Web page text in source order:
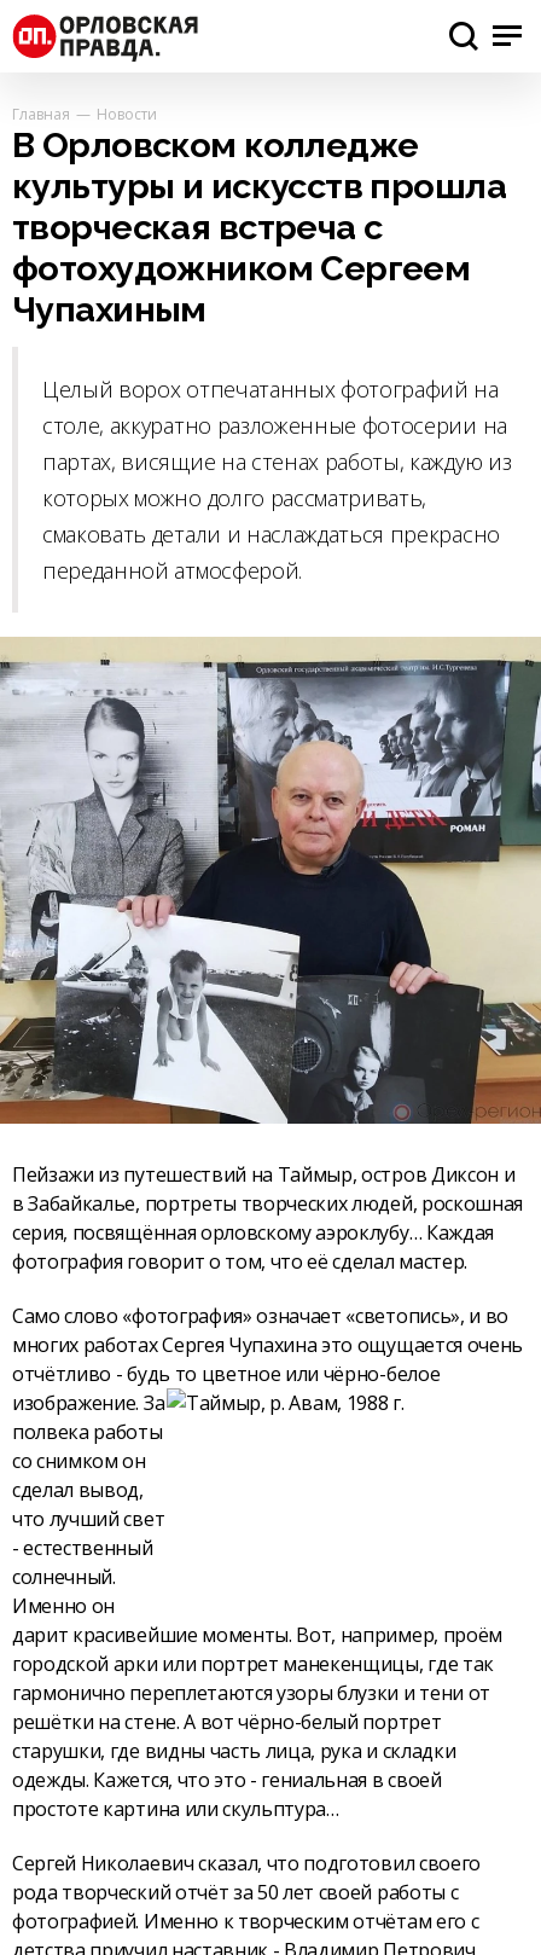
Главная Новости
В Орловском колледже
культуры и искусств прошла
творческая встреча с
фотохудожником Сергеем
Чупахиным
Целый ворох отпечатанных фотографий на
столе, аккуратно разложенные фотосерии на
партах, висящие на стенах работы, каждую из
которых можно долго рассматривать,
смаковать детали и наслаждаться прекрасно
переданной атмосферой.
Пейзажи из путешествий на Таймыр, остров Диксон и
в Забайкалье, портреты творческих людей, роскошная
серия, посвящённая орловскому аэроклубу… Каждая
фотография говорит о том, что её сделал мастер.
Само слово «фотография» означает «светопись», и во
многих работах Сергея Чупахина это ощущается очень
отчётливо - будь то цветное или чёрно-белое
изображение. За
полвека работы
со снимком он
сделал вывод,
что лучший свет
- естественный
солнечный.
Именно он
дарит красивейшие моменты. Вот, например, проём
городской арки или портрет манекенщицы, где так
гармонично переплетаются узоры блузки и тени от
решётки на стене. А вот чёрно-белый портрет
старушки, где видны часть лица, рука и складки
одежды. Кажется, что это - гениальная в своей
простоте картина или скульптура…
Сергей Николаевич сказал, что подготовил своего
рода творческий отчёт за 50 лет своей работы с
фотографией. Именно к творческим отчётам его с